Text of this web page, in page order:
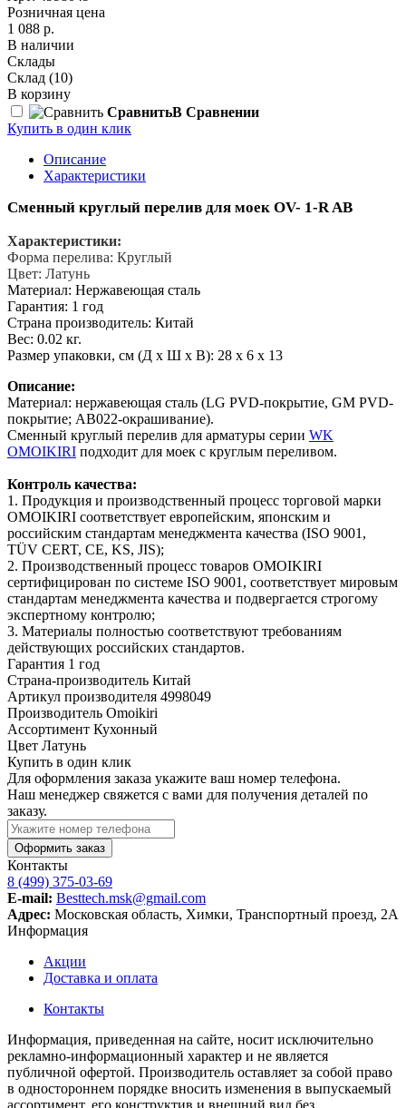
Розничная цена
1 088 р.
В наличии
Склады
Склад (10)
В корзину
СравнитьВ Сравнении
Купить в один клик
Описание
Характеристики
Сменный круглый перелив для моек OV- 1-R AB
Характеристики:
Форма перелива: Круглый
Цвет: Латунь
Материал: Нержавеющая сталь
Гарантия: 1 год
Страна производитель: Китай
Вес: 0.02 кг.
Размер упаковки, см (Д х Ш х В): 28 х 6 х 13
Описание:
Материал: нержавеющая сталь (LG PVD-покрытие, GM PVD-
покрытие; AB022-окрашивание).
Сменный круглый перелив для арматуры серии WK
OMOIKIRI подходит для моек с круглым переливом.
Контроль качества:
1. Продукция и производственный процесс торговой марки
OMOIKIRI соответствует европейским, японским и
российским стандартам менеджмента качества (ISO 9001,
TÜV CERT, CE, KS, JIS);
2. Производственный процесс товаров OMOIKIRI
сертифицирован по системе ISO 9001, соответствует мировым
стандартам менеджмента качества и подвергается строгому
экспертному контролю;
3. Материалы полностью соответствуют требованиям
действующих российских стандартов.
Гарантия 1 год
Страна-производитель Китай
Артикул производителя 4998049
Производитель Omoikiri
Ассортимент Кухонный
Цвет Латунь
Купить в один клик
Для оформления заказа укажите ваш номер телефона.
Наш менеджер свяжется с вами для получения деталей по
заказу.
Оформить заказ
Контакты
8 (499) 375-03-69
E-mail: Besttech.msk@gmail.com
Адрес: Московская область, Химки, Транспортный проезд, 2А
Информация
Акции
Доставка и оплата
Контакты
Информация, приведенная на сайте, носит исключительно
рекламно-информационный характер и не является
публичной офертой. Производитель оставляет за собой право
в одностороннем порядке вносить изменения в выпускаемый
ассортимент, его конструктив и внешний вид без